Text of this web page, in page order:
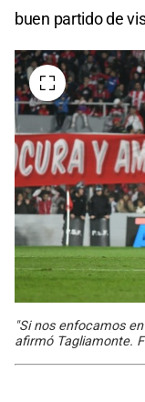
buen partido de
"Si nos enfocamos
afirmó Tagliamonte.